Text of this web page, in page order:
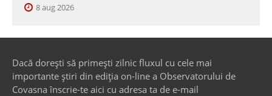
8 aug 2026
Dacă dorești să primești zilnic fluxul cu cele mai
importante știri din ediția on-line a Observatorului de
Covasna înscrie-te aici cu adresa ta de e-mail